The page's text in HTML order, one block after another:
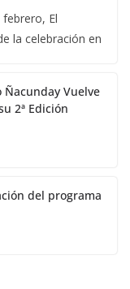
El
la celebración en
Ñacunday Vuelve
2ª Edición
del programa